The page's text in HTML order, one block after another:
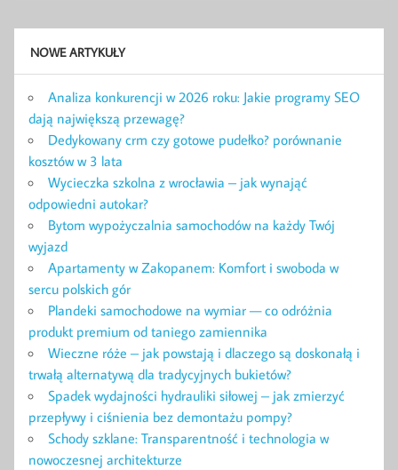
NOWE ARTYKUŁY
Analiza konkurencji w 2026 roku: Jakie programy SEO
dają największą przewagę?
Dedykowany crm czy gotowe pudełko? porównanie
kosztów w 3 lata
Wycieczka szkolna z wrocławia – jak wynająć
odpowiedni autokar?
Bytom wypożyczalnia samochodów na każdy Twój
wyjazd
Apartamenty w Zakopanem: Komfort i swoboda w
sercu polskich gór
Plandeki samochodowe na wymiar — co odróżnia
produkt premium od taniego zamiennika
Wieczne róże – jak powstają i dlaczego są doskonałą i
trwałą alternatywą dla tradycyjnych bukietów?
Spadek wydajności hydrauliki siłowej – jak zmierzyć
przepływy i ciśnienia bez demontażu pompy?
Schody szklane: Transparentność i technologia w
nowoczesnej architekturze